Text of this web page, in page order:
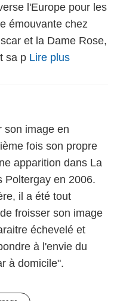
l'Europe pour les
émouvante chez
et la Dame Rose,
sa p Lire plus
son image en
fois son propre
apparition dans La
Poltergay en 2006.
il a été tout
froisser son image
échevelé et
à l'envie du
à domicile".